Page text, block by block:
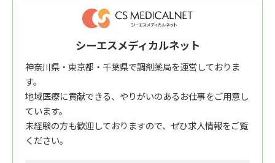
シーエスメディカルネット
神奈川県・東京都・千葉県で調剤薬局を運営しておりま
す。
地域医療に貢献できる、やりがいのあるお仕事をご用意し
ています。
未経験の方も歓迎しておりますので、ぜひ求人情報をご覧
ください。